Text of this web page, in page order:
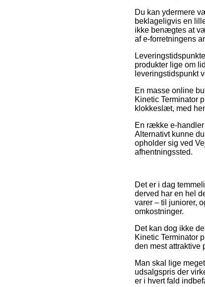
Du kan ydermere
beklageligvis en
ikke benægtes at
af e-forretningens
produkter lige om
leveringstidspunkt
En masse online
Kinetic Terminator
klokkeslæt, med
En række e-handler
Alternativt kunne
opholder sig ved
afhentningssted.
Det er i dag
derved har en hel
varer – til juniorer,
omkostninger.
Det kan dog ikke
Kinetic Terminator
den mest attraktive
Man skal lige
udsalgspris der
er i hvert fald